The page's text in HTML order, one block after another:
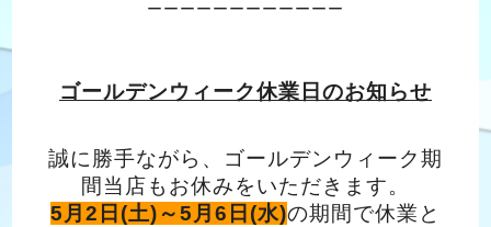
ーーーーーーーーーーーー
ゴールデンウィーク休業日のお知らせ
誠に勝手ながら、ゴールデンウィーク期
間当店もお休みをいただきます。
5月2日(土)～5月6日(水)の期間で休業と